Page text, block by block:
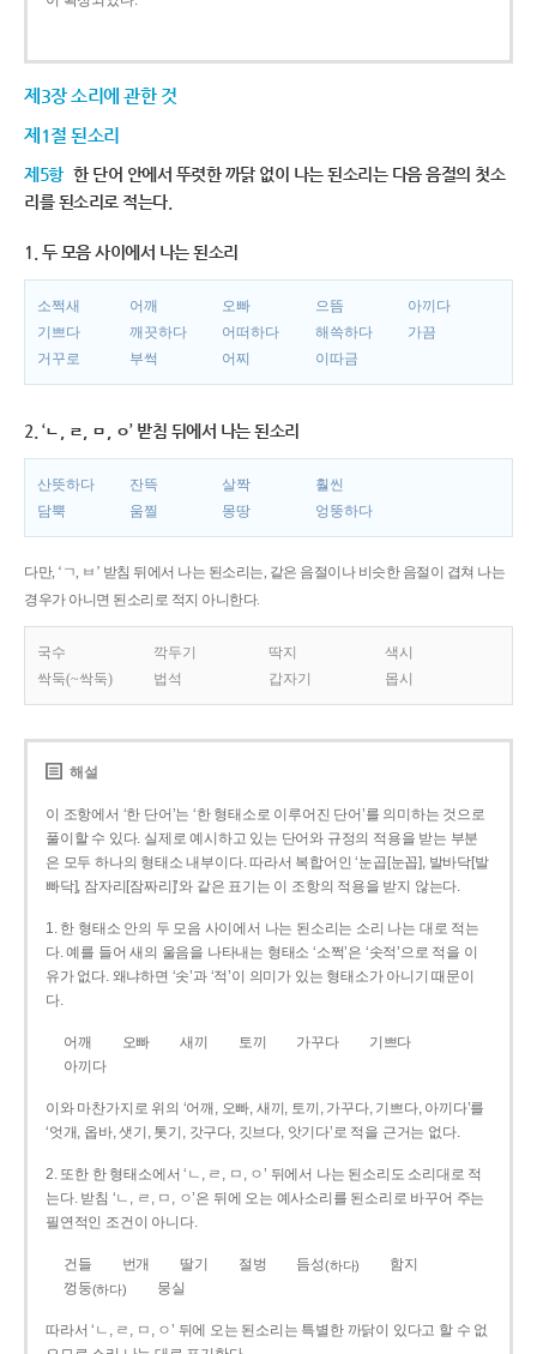
제3장 소리에 관한 것
제1절 된소리
제5항 한 단어 안에서 뚜렷한 까닭 없이 나는 된소리는 다음 음절의 첫소
리를 된소리로 적는다.
1. 두 모음 사이에서 나는 된소리
소쩍새 어깨 오빠 으뜸
아끼다
기쁘다
깨끗하다 어떠하다 해쓱하다
가끔
거꾸로
부썩 어찌 이따금
2. ‘ㄴ, ㄹ, ㅁ, ㅇ’ 받침 뒤에서 나는 된소리
산뜻하다 잔뜩 살짝
훨씬
담뿍
움찔 몽땅 엉뚱하다
다만, ‘ㄱ, ㅂ’ 받침 뒤에서 나는 된소리는, 같은 음절이나 비슷한 음절이 겹쳐 나는
경우가 아니면 된소리로 적지 아니한다.
국수 깍두기 딱지
색시
싹둑(~싹둑)
법석 갑자기 몹시
해설
이 조항에서 ‘한 단어’는 ‘한 형태소로 이루어진 단어’를 의미하는 것으로
풀이할 수 있다. 실제로 예시하고 있는 단어와 규정의 적용을 받는 부분
은 모두 하나의 형태소 내부이다. 따라서 복합어인 ‘눈곱[눈꼽], 발바닥[발
빠닥], 잠자리[잠짜리]’와 같은 표기는 이 조항의 적용을 받지 않는다.
1. 한 형태소 안의 두 모음 사이에서 나는 된소리는 소리 나는 대로 적는
다. 예를 들어 새의 울음을 나타내는 형태소 ‘소쩍’은 ‘솟적’으로 적을 이
유가 없다. 왜냐하면 ‘솟’과 ‘적’이 의미가 있는 형태소가 아니기 때문이
다.
어깨 오빠 새끼 토끼 가꾸다
기쁘다
아끼다
이와 마찬가지로 위의 ‘어깨, 오빠, 새끼, 토끼, 가꾸다, 기쁘다, 아끼다’를
‘엇개, 옵바, 샛기, 톳기, 갓구다, 깃브다, 앗기다’로 적을 근거는 없다.
2. 또한 한 형태소에서 ‘ㄴ, ㄹ, ㅁ, ㅇ’ 뒤에서 나는 된소리도 소리대로 적
는다. 받침 ‘ㄴ, ㄹ, ㅁ, ㅇ’은 뒤에 오는 예사소리를 된소리로 바꾸어 주는
필연적인 조건이 아니다.
건들 번개 딸기 절벙 듬성(하다)
함지
껑둥(하다) 뭉실
따라서 ‘ㄴ, ㄹ, ㅁ, ㅇ’ 뒤에 오는 된소리는 특별한 까닭이 있다고 할 수 없